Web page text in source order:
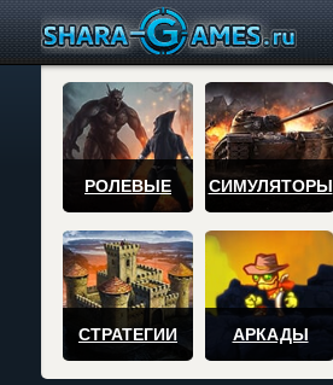
РОЛЕВЫЕ СИМУЛЯТОРЫ
СТРАТЕГИИ АРКАДЫ